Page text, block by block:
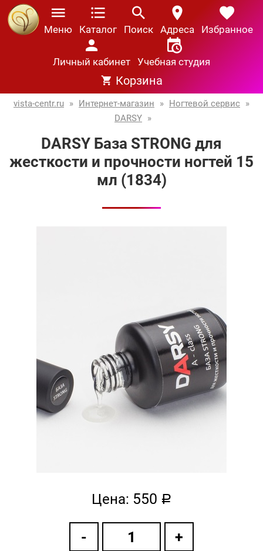
Меню Каталог Поиск Адреса Избранное
Личный кабинет Учебная студия
Корзина
vista-centr.ru » Интернет-магазин » Ногтевой сервис »
DARSY »
DARSY База STRONG для
жесткости и прочности ногтей 15
мл (1834)
Цена: 550 a